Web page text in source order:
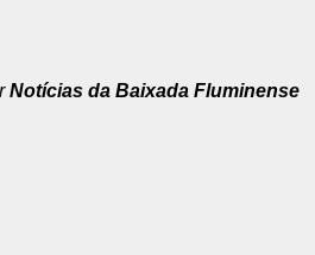
Notícias da Baixada Fluminense